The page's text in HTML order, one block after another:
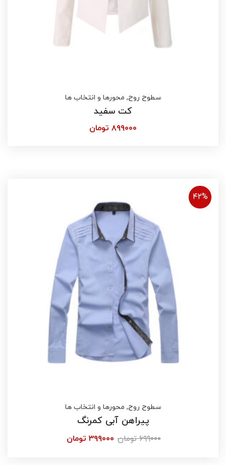
سطوح روح, محورها و انتخاب ها
کت سفید
۸۹۹۰۰۰ تومان
۴۲%
سطوح روح, محورها و انتخاب ها
پیراهن آبی کمرنگ
۶۹۹۰۰۰ تومان ۳۹۹۰۰۰ تومان